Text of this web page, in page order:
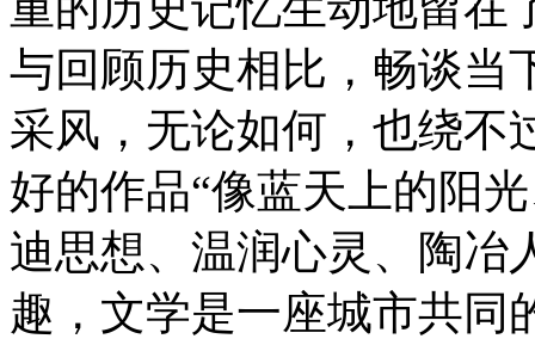
与回顾历史相比，畅谈当
采风，无论如何，也绕不
好的作品“像蓝天上的阳
迪思想、温润心灵、陶冶
趣，文学是一座城市共同